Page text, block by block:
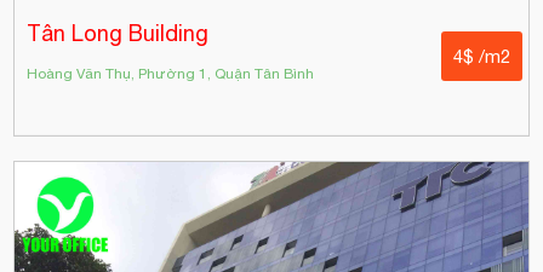
Tân Long Building
Hoàng Văn Thụ, Phường 1, Quận Tân Bình
4$ /m2